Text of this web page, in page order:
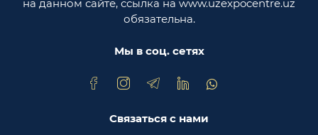
Узбекистан
торговая площадка Trade Uzbekistan
на данном сайте, ссылка на www.uzexpocentre.uz
обязательна.
Мы в соц. сетях
Связаться с нами